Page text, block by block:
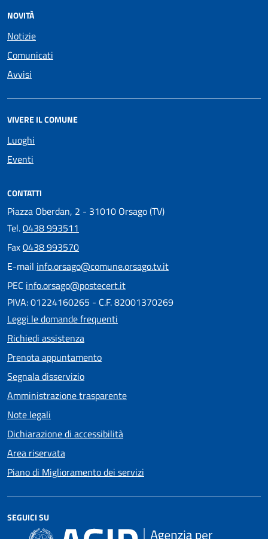
NOVITÀ
Notizie
Comunicati
Avvisi
VIVERE IL COMUNE
Luoghi
Eventi
CONTATTI
Piazza Oberdan, 2 - 31010 Orsago (TV)
Tel.0438 993511
Fax0438 993570
E-mail info.orsago@comune.orsago.tv.it
PEC info.orsago@postecert.it
PIVA: 01224160265 - C.F. 82001370269
Leggi le domande frequenti
Richiedi assistenza
Prenota appuntamento
Segnala disservizio
Amministrazione trasparente
Note legali
Dichiarazione di accessibilità
Area riservata
Piano di Miglioramento dei servizi
SEGUICI SU